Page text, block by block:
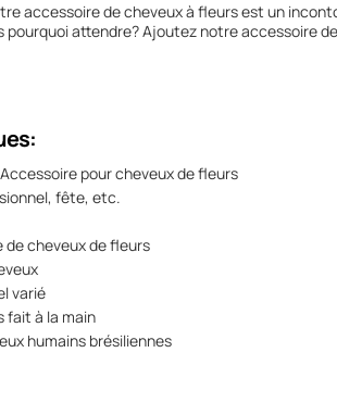
accessoire de cheveux à fleurs est un
attendre? Ajoutez notre accessoire
pour cheveux de fleurs
fête, etc.
de cheveux de fleurs
varié
fait à la main
humains brésiliennes